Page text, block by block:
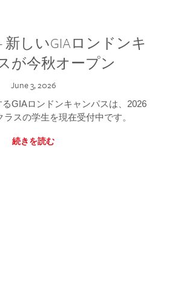
新しいGIAロンドンキ
が今秋オープン
June 3, 2026
GIAロンドンキャンパスは、2026
スの学生を現在受付中です。
続きを読む